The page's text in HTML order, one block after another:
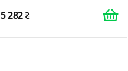
робочі черевики, Desert
5 282